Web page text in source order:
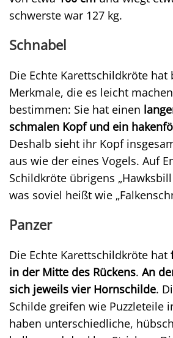
schwerste war 127 kg.
Schnabel
Die Echte Karettschildkröte hat
Merkmale, die es leicht
bestimmen: Sie hat einen
schmalen Kopf und ein
Deshalb sieht ihr Kopf
aus wie der eines Vogels. Auf
Schildkröte übrigens
was soviel heißt wie
Panzer
Die Echte Karettschildkröte hat
in der Mitte des Rückens. An
sich jeweils vier Hornschilde.
Schilde greifen wie Puzzleteile
haben unterschiedliche,